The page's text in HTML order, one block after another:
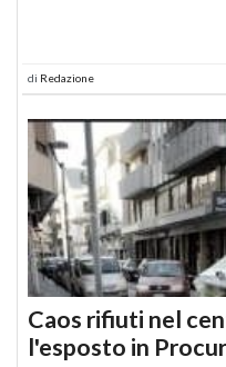
di Redazione
Caos rifiuti nel
l'esposto in